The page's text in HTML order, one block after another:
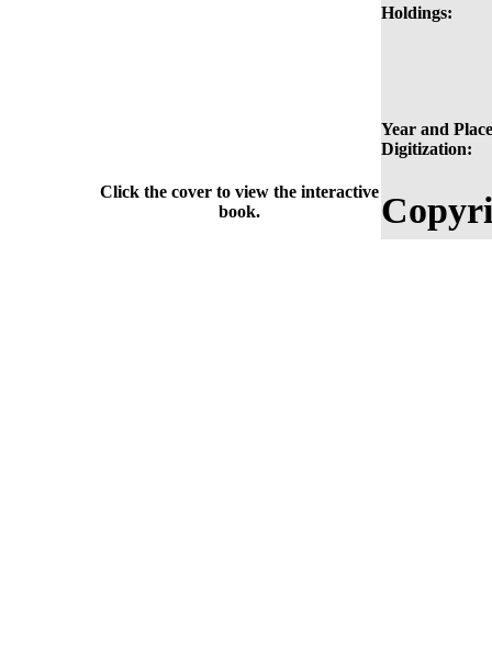
Holdings:
Year and
Digitization:
Click the cover to view the interactive
book.